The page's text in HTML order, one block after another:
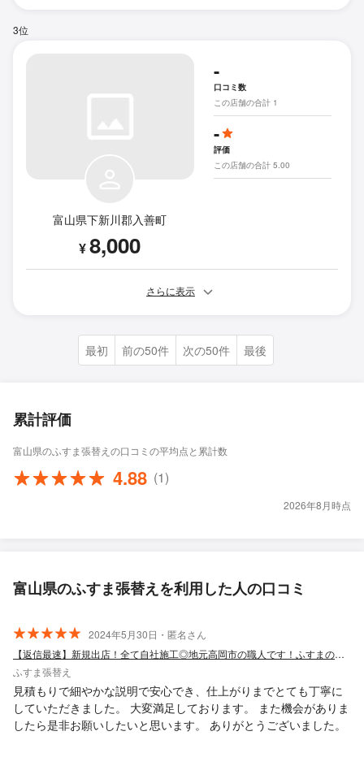
3位
富山県下新川郡入善町
¥8,000
-
口コミ数
この店舗の合計 1
-
評価
この店舗の合計 5.00
さらに表示
最初 前の50件 次の50件 最後
累計評価
富山県のふすま張替えの口コミの平均点と累計数
4.88 (1)
2026年8月時点
富山県のふすま張替えを利用した人の口コミ
2024年5月30日・匿名さん
【返信最速】新規出店！全て自社施工◎地元高岡市の職人です！ふすまの張替は私まで！
ふすま張替え
見積もりで細やかな説明で安心でき、仕上がりまでとても丁寧に
していただきました。 大変満足しております。 また機会がありま
したら是非お願いしたいと思います。 ありがとうございました。